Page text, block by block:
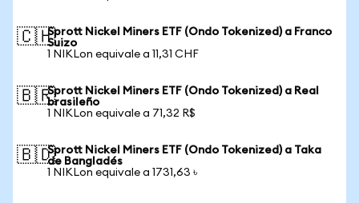
🇨🇭Sprott Nickel Miners ETF (Ondo Tokenized) a Franco
Suizo
1 NIKLon equivale a 11,31 CHF
🇧🇷Sprott Nickel Miners ETF (Ondo Tokenized) a Real
brasileño
1 NIKLon equivale a 71,32 R$
🇧🇩Sprott Nickel Miners ETF (Ondo Tokenized) a Taka
de Bangladés
1 NIKLon equivale a 1731,63 ৳